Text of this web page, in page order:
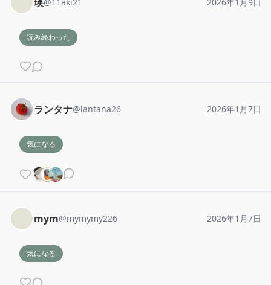
読み終わった
ランタナ@lantana26 2026年1月7日
気になる
mym@mymymy226 2026年1月7日
気になる